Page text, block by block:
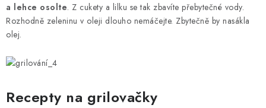
a lehce osolte. Z cukety a lilku se tak zbavíte přebytečné vody.
Rozhodně zeleninu v oleji dlouho nemáčejte. Zbytečně by nasákla
olej.
Recepty na grilovačky